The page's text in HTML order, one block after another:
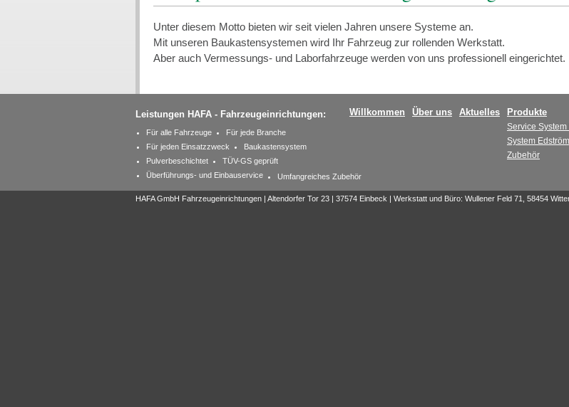
Unter diesem Motto bieten wir seit vielen Jahren unsere Systeme an.
Mit unseren Baukastensystemen wird Ihr Fahrzeug zur rollenden Werkstatt.
Aber auch Vermessungs- und Laborfahrzeuge werden von uns professionell eingerichtet.
Willkommen Über uns Aktuelles Produkte
Service
System Edström
Zubehör
Leistungen HAFA - Fahrzeugeinrichtungen:
Für alle Fahrzeuge
Für jede Branche
Für jeden Einsatzzweck
Baukastensystem
Pulverbeschichtet
TÜV-GS geprüft
Überführungs- und Einbauservice
Umfangreiches Zubehör
HAFA GmbH Fahrzeugeinrichtungen | Altendorfer Tor 23 | 37574 Einbeck | Werkstatt und Büro: Wullener Feld 71, 58454